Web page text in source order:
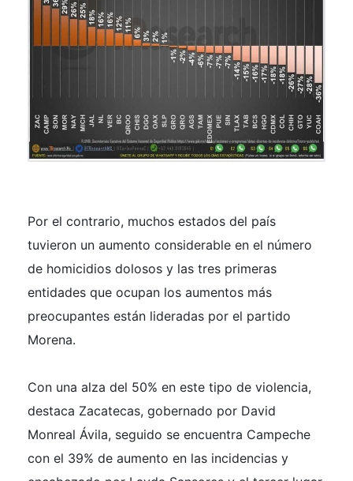
Por el contrario, muchos estados del país
tuvieron un aumento considerable en el número
de homicidios dolosos y las tres primeras
entidades que ocupan los aumentos más
preocupantes están lideradas por el partido
Morena.
Con una alza del 50% en este tipo de violencia,
destaca Zacatecas, gobernado por David
Monreal Ávila, seguido se encuentra Campeche
con el 39% de aumento en las incidencias y